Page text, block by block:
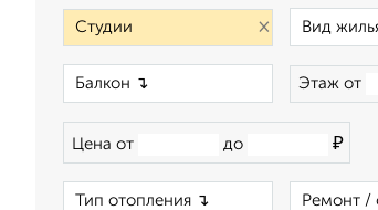
×
Этаж от
Цена от до ₽